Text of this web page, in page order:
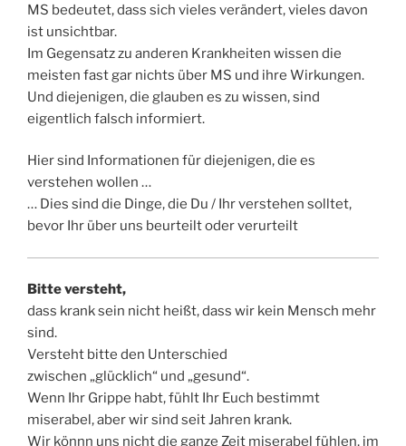
MS bedeutet, dass sich vieles verändert, vieles davon
ist unsichtbar.
Im Gegensatz zu anderen Krankheiten wissen die
meisten fast gar nichts über MS und ihre Wirkungen.
Und diejenigen, die glauben es zu wissen, sind
eigentlich falsch informiert.
Hier sind Informationen für diejenigen, die es
verstehen wollen …
… Dies sind die Dinge, die Du / Ihr verstehen solltet,
bevor Ihr über uns beurteilt oder verurteilt
Bitte versteht,
dass krank sein nicht heißt, dass wir kein Mensch mehr
sind.
Versteht bitte den Unterschied
zwischen „glücklich“ und „gesund“.
Wenn Ihr Grippe habt, fühlt Ihr Euch bestimmt
miserabel, aber wir sind seit Jahren krank.
Wir könnn uns nicht die ganze Zeit miserabel fühlen, im